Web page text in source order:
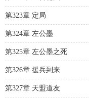
第323章 定局
第324章 左公墨
第325章 左公墨之死
第326章 援兵到来
第327章 天盟道友